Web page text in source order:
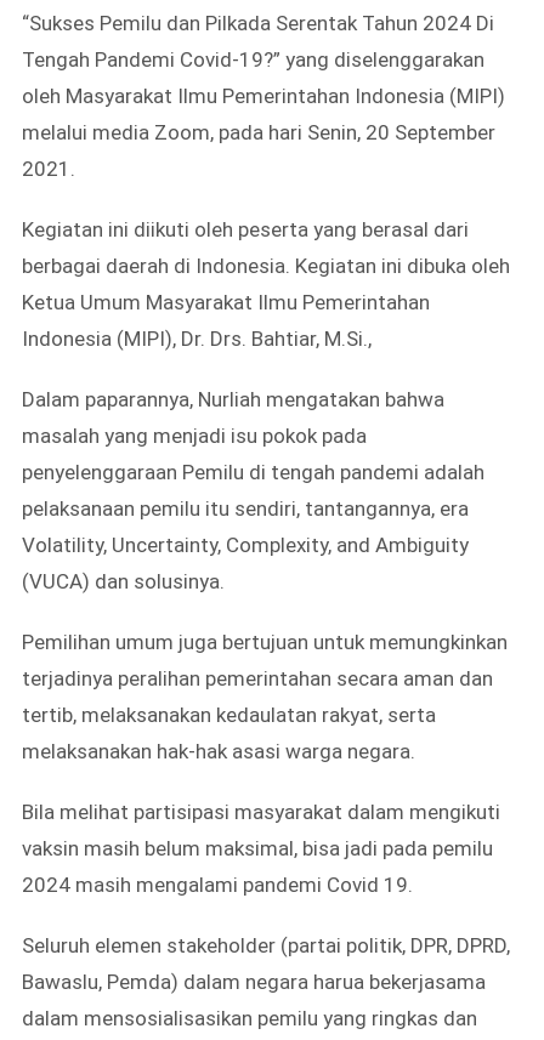
“Sukses Pemilu dan Pilkada Serentak Tahun 2024 Di
Tengah Pandemi Covid-19?” yang diselenggarakan
oleh Masyarakat Ilmu Pemerintahan Indonesia (MIPI)
melalui media Zoom, pada hari Senin, 20 September
2021.
Kegiatan ini diikuti oleh peserta yang berasal dari
berbagai daerah di Indonesia. Kegiatan ini dibuka oleh
Ketua Umum Masyarakat Ilmu Pemerintahan
Indonesia (MIPI), Dr. Drs. Bahtiar, M.Si.,
Dalam paparannya, Nurliah mengatakan bahwa
masalah yang menjadi isu pokok pada
penyelenggaraan Pemilu di tengah pandemi adalah
pelaksanaan pemilu itu sendiri, tantangannya, era
Volatility, Uncertainty, Complexity, and Ambiguity
(VUCA) dan solusinya.
Pemilihan umum juga bertujuan untuk memungkinkan
terjadinya peralihan pemerintahan secara aman dan
tertib, melaksanakan kedaulatan rakyat, serta
melaksanakan hak-hak asasi warga negara.
Bila melihat partisipasi masyarakat dalam mengikuti
vaksin masih belum maksimal, bisa jadi pada pemilu
2024 masih mengalami pandemi Covid 19.
Seluruh elemen stakeholder (partai politik, DPR, DPRD,
Bawaslu, Pemda) dalam negara harua bekerjasama
dalam mensosialisasikan pemilu yang ringkas dan